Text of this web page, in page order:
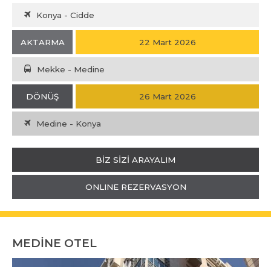
Konya - Cidde
AKTARMA 22 Mart 2026
Mekke - Medine
DÖNÜŞ 26 Mart 2026
Medine - Konya
BİZ SİZİ ARAYALIM
ONLINE REZERVASYON
MEDİNE OTEL